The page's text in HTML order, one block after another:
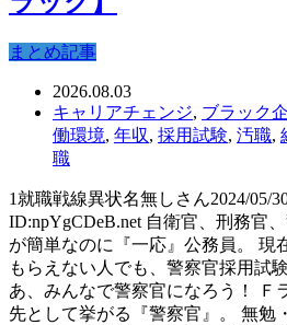
まとめ記事
2026.08.03
キャリアチェンジ, ブラック
働環境, 年収, 採用試験, 汚職,
職
1就職戦線異状名無しさん2024/05/
ID:npYgCDeB.net 自衛官、刑務官
が簡単なのに『一応』公務員。 現
もらえない人でも、警察官採用試
あ、みんなで警察官になろう！ Ｆ
先として挙がる『警察官』。 無勉